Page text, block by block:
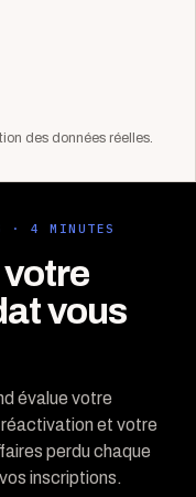
des données réelles.
· 4 MINUTES
votre
vous
évalue votre
et votre
perdu chaque
inscriptions.